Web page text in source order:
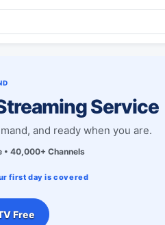
Service
and ready when you are.
• 40,000+ Channels
first day is covered
Free